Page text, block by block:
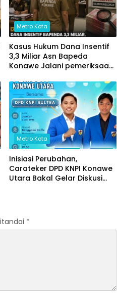
Metro Kota
Kasus Hukum Dana Insentif
3,3 Miliar Asn Bapeda
Konawe Jalani pemeriksaan
Metro Kota
Inisiasi Perubahan,
Carateker DPD KNPI Konawe
Utara Bakal Gelar Diskusi
*